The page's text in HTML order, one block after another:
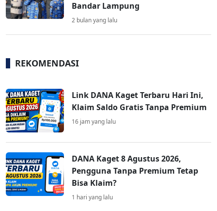
Bandar Lampung
2 bulan yang lalu
REKOMENDASI
Link DANA Kaget Terbaru Hari Ini,
Klaim Saldo Gratis Tanpa Premium
16 jam yang lalu
DANA Kaget 8 Agustus 2026,
Pengguna Tanpa Premium Tetap
Bisa Klaim?
1 hari yang lalu